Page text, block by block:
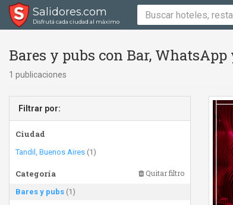
Salidores.com
Disfrutá cada ciudad al máximo
Bares y pubs con Bar,
1 publicaciones
Filtrar por:
Ciudad
Tandil, Buenos Aires (1)
Categoría Quitar filtro
Bares y pubs (1)